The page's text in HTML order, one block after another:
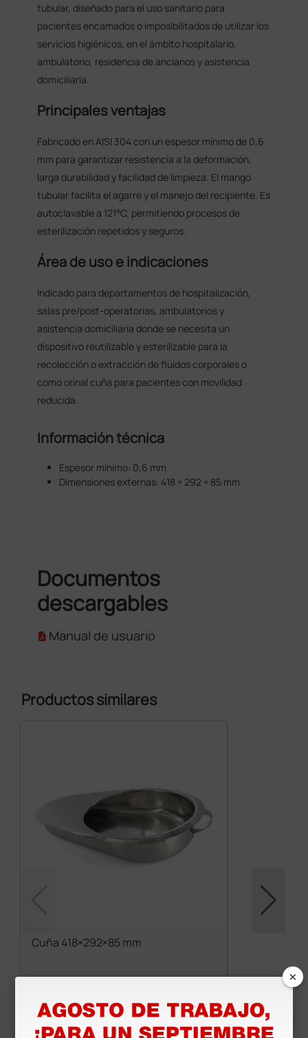
tubular, diseñado para el uso sanitario para
pacientes encamados o imposibilitados de utilizar los
servicios higiénicos, en el ámbito hospitalario,
ambulatorio, residencia de ancianos y asistencia
domiciliaria.
Principales ventajas
Fabricado en AISI 304 con un espesor mínimo de 0,6
mm para garantizar resistencia a la deformación,
larga durabilidad y facilidad de limpieza. El mango
tubular facilita el agarre y el manejo del recipiente. Es
autoclavable a 121°C, permitiendo procesos de
esterilización repetidos y seguros.
Área de uso e indicaciones
Indicado para departamentos de hospitalización,
salas pre/post-operatorias, ambulatorios y
asistencia domiciliaria donde se necesita un
dispositivo reutilizable y esterilizable para la
recolección o extracción de fluidos corporales o
como orinal cuña para pacientes con movilidad
reducida.
Información técnica
Espesor mínimo: 0,6 mm
Dimensiones externas: 418 × 292 × 85 mm
Documentos
descargables
Manual de usuario
Productos similares
Cuña 418×292×85 mm
(Precio sin IVA)
1 ud.
×